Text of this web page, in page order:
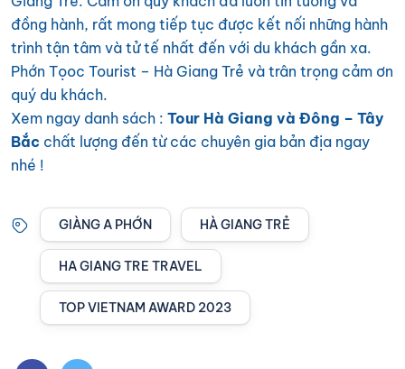
đồng hành, rất mong tiếp tục được kết nối những hành
trình tận tâm và tử tế nhất đến với du khách gần xa.
Phớn Tọoc Tourist – Hà Giang Trẻ và trân trọng cảm ơn
quý du khách.
Xem ngay danh sách : Tour Hà Giang và Đông – Tây
Bắc chất lượng đến từ các chuyên gia bản địa ngay
nhé !
GIÀNG A PHỚN HÀ GIANG TRẺ
HA GIANG TRE TRAVEL
TOP VIETNAM AWARD 2023